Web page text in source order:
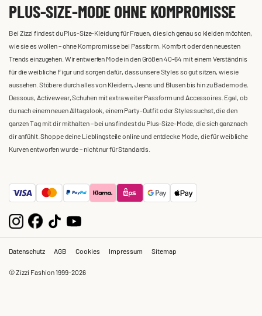
PLUS-SIZE-MODE OHNE KOMPROMISSE
Bei Zizzi findest du Plus-Size-Kleidung für Frauen, die sich genau so kleiden möchten,
wie sie es wollen – ohne Kompromisse bei Passform, Komfort oder den neuesten
Trends einzugehen. Wir entwerfen Mode in den Größen 40-64 mit einem Verständnis
für die weibliche Figur und sorgen dafür, dass unsere Styles so gut sitzen, wie sie
aussehen. Stöbere durch alles von Kleidern, Jeans und Blusen bis hin zu Bademode,
Dessous, Activewear, Schuhen mit extra weiter Passform und Accessoires. Egal, ob
du nach einem neuen Alltagslook, einem Party-Outfit oder Styles suchst, die den
ganzen Tag mit dir mithalten – bei uns findest du Plus-Size-Mode, die sich ganz nach
dir anfühlt. Shoppe deine Lieblingsteile online und entdecke Mode, die für weibliche
Kurven entworfen wurde – nicht nur für Standards.
Datenschutz AGB Cookies Impressum Sitemap
© Zizzi Fashion 1999-2026